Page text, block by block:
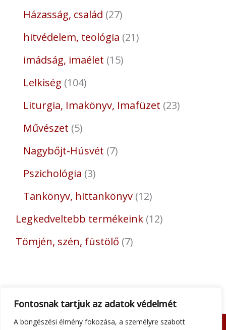
Fontosnak tartjuk az adatok védelmét
A böngészési élmény fokozása, a személyre szabott
Házasság, család 27
hitvédelem, teológia 21
imádság, imaélet 15
Lelkiség 104
Liturgia, Imakönyv, Imafüzet 23
Művészet 5
Nagybőjt-Húsvét 7
Pszichológia 3
Tankönyv, hittankönyv 12
Legkedveltebb termékeink 12
Tömjén, szén, füstölő 7